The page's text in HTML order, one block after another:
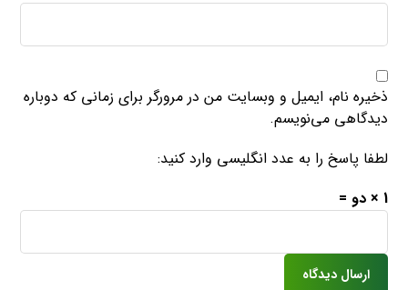
ذخیره نام، ایمیل و وبسایت من در مرورگر برای زمانی که دوباره
دیدگاهی می‌نویسم.
لطفا پاسخ را به عدد انگلیسی وارد کنید:
1 × دو =
ارسال دیدگاه